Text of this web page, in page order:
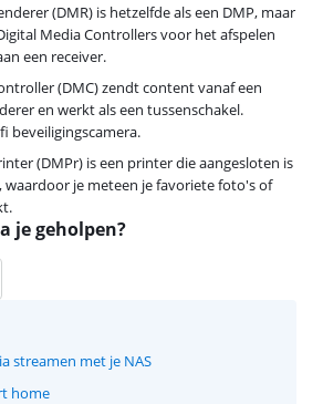
(DMR) is hetzelfde als een DMP, maar
Media Controllers voor het afspelen
een receiver.
(DMC) zendt content vanaf een
en werkt als een tussenschakel.
beveiligingscamera.
(DMPr) is een printer die aangesloten is
je meteen je favoriete foto's of
je geholpen?
streamen met je NAS
home